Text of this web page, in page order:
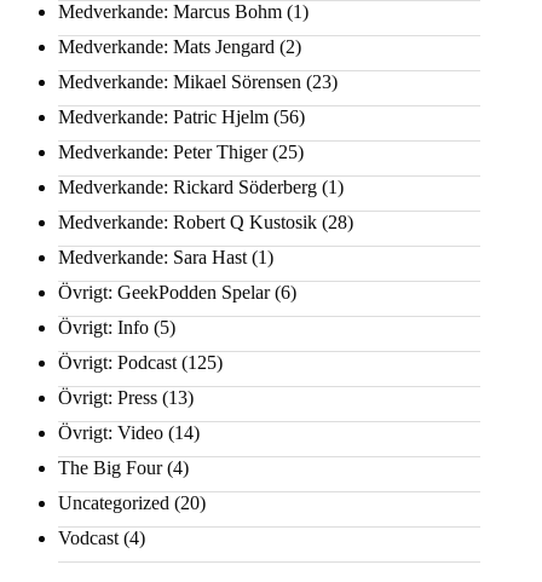
Medverkande: Marcus Bohm (1)
Medverkande: Mats Jengard (2)
Medverkande: Mikael Sörensen (23)
Medverkande: Patric Hjelm (56)
Medverkande: Peter Thiger(25)
Medverkande: Rickard Söderberg (1)
Medverkande: Robert Q Kustosik (28)
Medverkande: Sara Hast (1)
Övrigt: GeekPodden Spelar(6)
Övrigt: Info (5)
Övrigt: Podcast (125)
Övrigt: Press (13)
Övrigt: Video (14)
The Big Four(4)
Uncategorized (20)
Vodcast (4)